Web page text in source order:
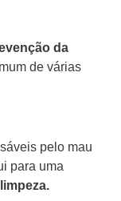
da
de várias
pelo mau
para uma